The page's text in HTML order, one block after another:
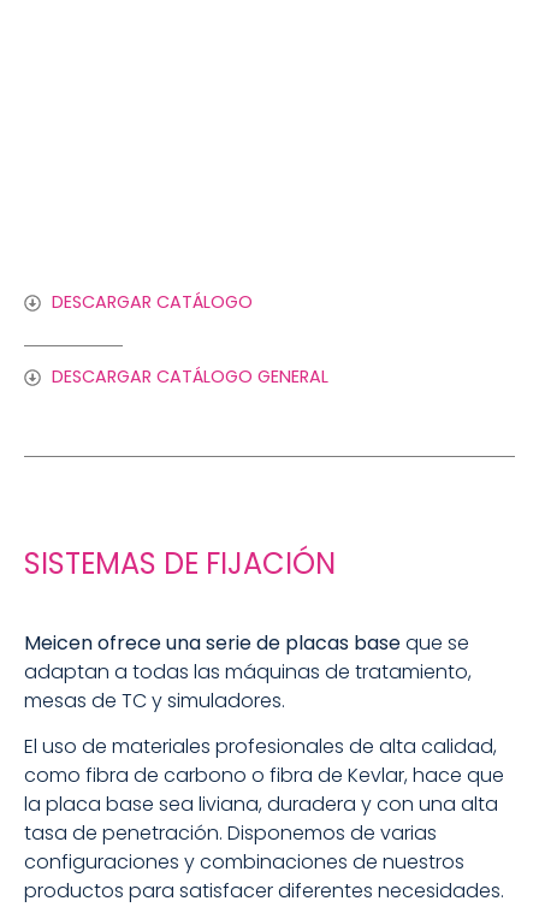
DESCARGAR CATÁLOGO
DESCARGAR CATÁLOGO GENERAL
SISTEMAS DE FIJACIÓN
Meicen ofrece una serie de placas baseque se
adaptan a todas las máquinas de tratamiento,
mesas de TC y simuladores.
El uso de materiales profesionales de alta calidad,
como fibra de carbono o fibra de Kevlar, hace que
la placa base sea liviana, duradera y con una alta
tasa de penetración. Disponemos de varias
configuraciones y combinaciones de nuestros
productos para satisfacer diferentes necesidades.